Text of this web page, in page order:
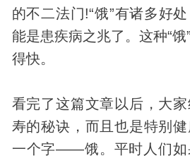
的不二法门!“饿”有诸多好
能是患疾病之兆了。这种“
得快。
看完了这篇文章以后，大
寿的秘诀，而且也是特别
一个字——饿。平时人们如